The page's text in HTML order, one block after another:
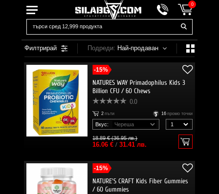
0
Филтрирай Подреди: Най-продаван
-15%
NATURES WAY Primadophilus Kids 3
Billion CFU / 60 Chews
0.0
2 пъти 16 промо точки
Вкус:
18.89 € (36.95 лв.)
16.06 €/ 31.41 лв.
-15%
NATURE'S CRAFT Kids Fiber Gummies
/ 60 Gummies